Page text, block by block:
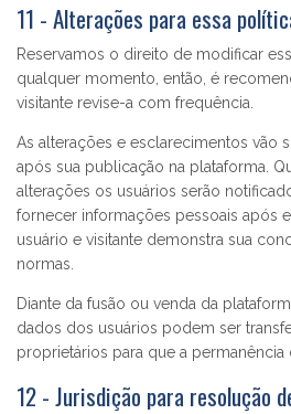
11 - Alterações para essa
Reservamos o direito de modificar
qualquer momento, então, é
visitante revise-a com frequência.
As alterações e esclarecimentos vão
após sua publicação na plataforma.
alterações os usuários serão
fornecer informações pessoais após
usuário e visitante demonstra sua
normas.
Diante da fusão ou venda da
dados dos usuários podem ser
proprietários para que a
12 - Jurisdição para resolução